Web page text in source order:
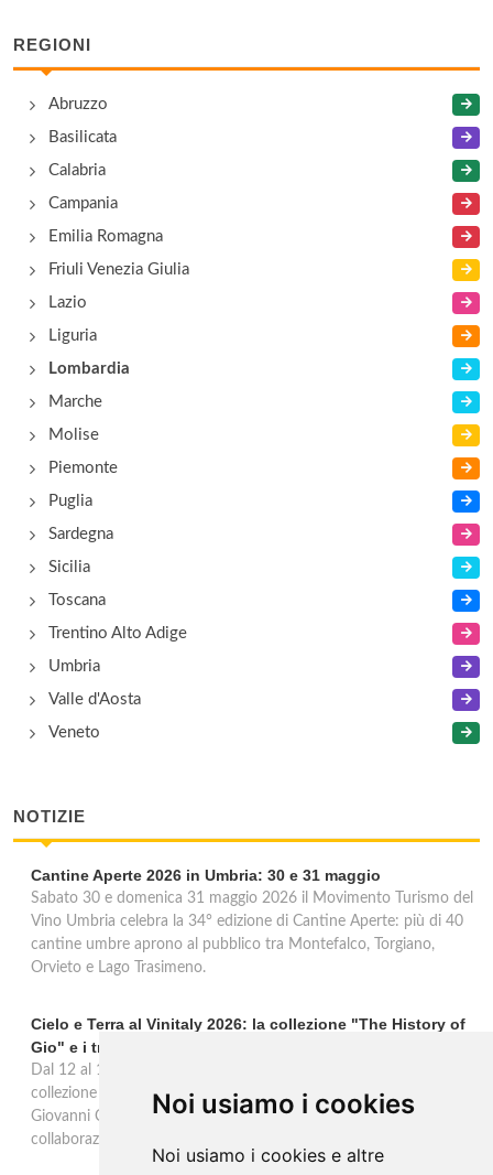
Noi usiamo i cookies
Noi usiamo i cookies e altre
REGIONI
Abruzzo
Basilicata
Calabria
Campania
Emilia Romagna
Friuli Venezia Giulia
Lazio
Liguria
Lombardia
Marche
Molise
Piemonte
Puglia
Sardegna
Sicilia
Toscana
Trentino Alto Adige
Umbria
Valle d'Aosta
Veneto
NOTIZIE
Cantine Aperte 2026 in Umbria: 30 e 31 maggio
Sabato 30 e domenica 31 maggio 2026 il Movimento Turismo del
Vino Umbria celebra la 34° edizione di Cantine Aperte: più di 40
cantine umbre aprono al pubblico tra Montefalco, Torgiano,
Orvieto e Lago Trasimeno.
Cielo e Terra al Vinitaly 2026: la collezione "The History of
Gio" e i trent'anni di Freschello
Dal 12 al 15 aprile 2026 Cielo e Terra porta al Vinitaly la nuova
collezione premium "The History of Gio", omaggio al fondatore
Giovanni Cielo, i trent'anni di Freschello e una nuova
collaborazione solidale con Still I Rise. Hall 5, Stand E6.